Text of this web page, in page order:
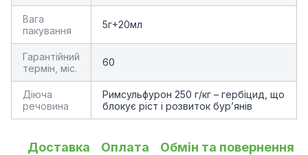
Вага
пакування
5г+20мл
Гарантійний
термін, міс.
60
Діюча
речовина
Римсульфурон 250 г/кг – гербіцид, що
блокує ріст і розвиток бур’янів
Доставка Оплата Обмін та повернення